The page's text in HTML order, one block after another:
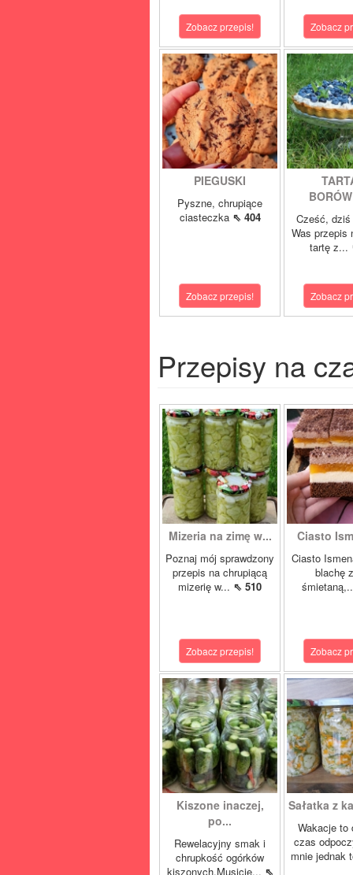
Zobacz przepis! Zobacz
PIEGUSKI
Pyszne, chrupiące
ciasteczka ⇖ 404
Zobacz przepis!
Cześć,
Was przepis
tartę z...
Zobacz
Przepisy na
Mizeria na zimę w...
Poznaj mój sprawdzony
przepis na chrupiącą
mizerię w... ⇖ 510
Zobacz przepis!
Ciasto
Ciasto
blachę
Zobacz
Kiszone inaczej,
po...
Rewelacyjny smak i
chrupkość ogórków
kiszonych.Musicie... ⇖
Sałatka z
Wakacje to
czas
mnie jednak